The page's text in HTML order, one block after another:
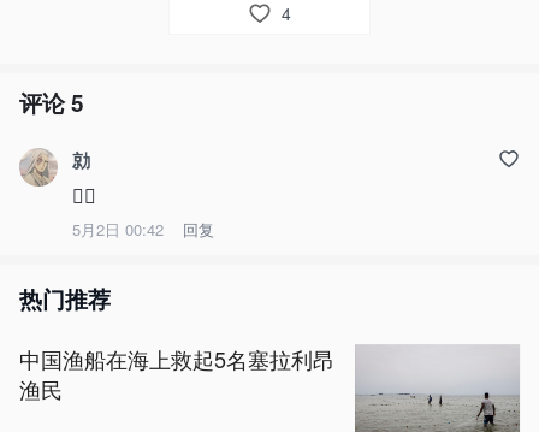
4
评论5
勍
👍🏻
5月2日 00:42 回复
热门推荐
中国渔船在海上救起5名塞拉利昂
渔民